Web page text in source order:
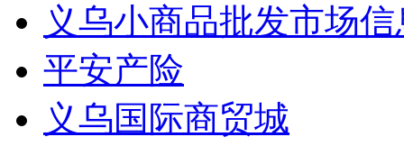
义乌小商品批发市场
平安产险
义乌国际商贸城